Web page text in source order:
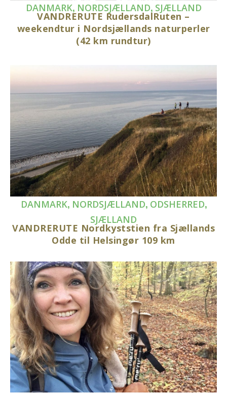
DANMARK, NORDSJÆLLAND, SJÆLLAND
VANDRERUTE RudersdalRuten –
weekendtur i Nordsjællands naturperler
(42 km rundtur)
DANMARK, NORDSJÆLLAND, ODSHERRED,
SJÆLLAND
VANDRERUTE Nordkyststien fra Sjællands
Odde til Helsingør 109 km